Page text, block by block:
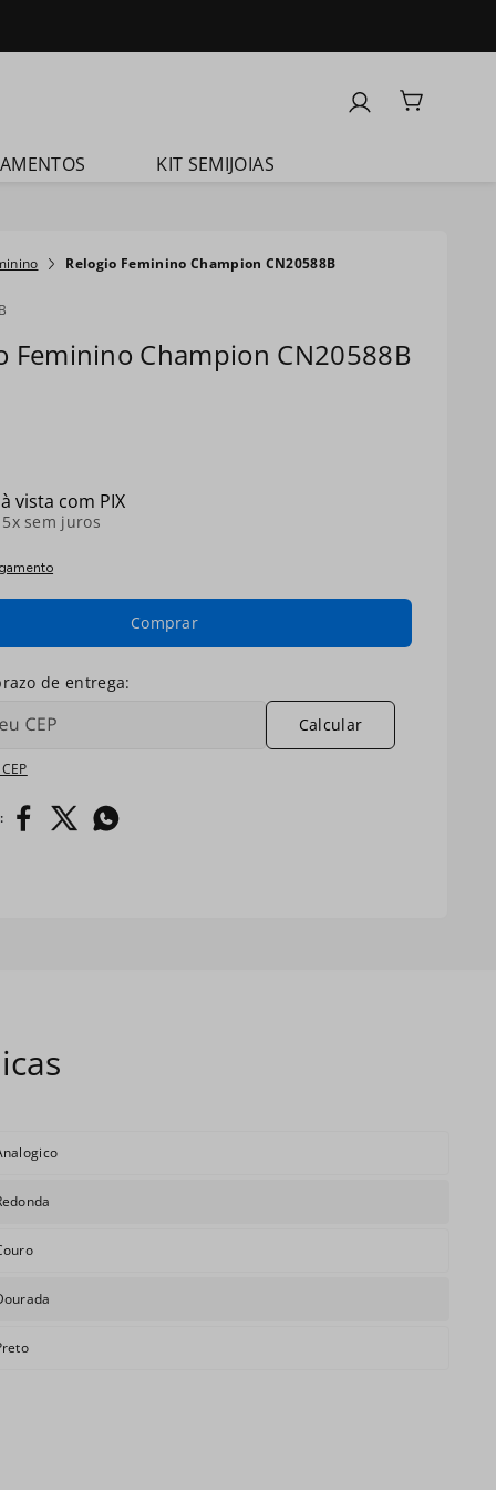
KIT SEMIJOIAS
Relogio Feminino Champion CN20588B
Feminino Champion CN20588B
vista com PIX
5x sem juros
Comprar
Calcular